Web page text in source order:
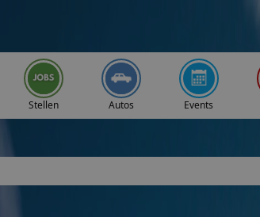
Stellen Autos Events